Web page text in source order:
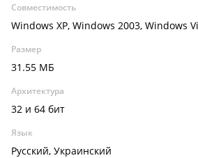
Совместимость
Windows XP, Windows 2003, Windows
Размер
31.55 МБ
Архитектура
32 и 64 бит
Язык
Русский, Украинский